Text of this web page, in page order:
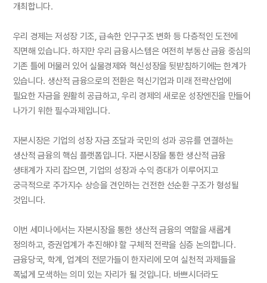
개최합니다.
우리 경제는 저성장 기조, 급속한 인구구조 변화 등 다층적인 도전에
직면해 있습니다. 하지만 우리 금융시스템은 여전히 부동산 금융 중심의
기존 틀에 머물러 있어 실물경제와 혁신성장을 뒷받침하기에는 한계가
있습니다. 생산적 금융으로의 전환은 혁신기업과 미래 전략산업에
필요한 자금을 원활히 공급하고, 우리 경제의 새로운 성장엔진을 만들어
나가기 위한 필수과제입니다.
자본시장은 기업의 성장 자금 조달과 국민의 성과 공유를 연결하는
생산적 금융의 핵심 플랫폼입니다. 자본시장을 통한 생산적 금융
생태계가 자리 잡으면, 기업의 성장과 수익 증대가 이루어지고
궁극적으로 주가지수 상승을 견인하는 건전한 선순환 구조가 형성될
것입니다.
이번 세미나에서는 자본시장을 통한 생산적 금융의 역할을 새롭게
정의하고, 증권업계가 추진해야 할 구체적 전략을 심층 논의합니다.
금융당국, 학계, 업계의 전문가들이 한자리에 모여 실천적 과제들을
폭넓게 모색하는 의미 있는 자리가 될 것입니다. 바쁘시더라도